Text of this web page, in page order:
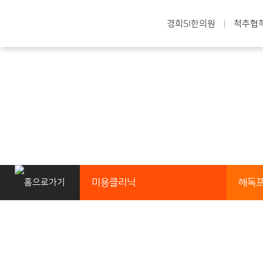
경희SI한의원 척추협
미용클리닉 해독